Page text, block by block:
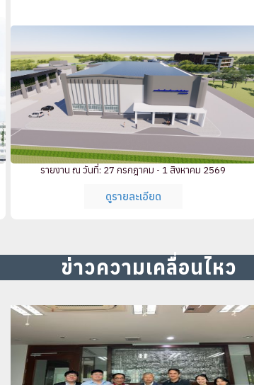
รายงาน ณ วันที่: 27 กรกฎาคม - 1 สิงหาคม 2569
ดูรายละเอียด
ข่าวความเคลื่อนไหว